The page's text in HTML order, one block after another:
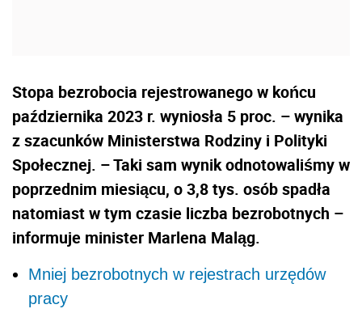
Stopa bezrobocia rejestrowanego w końcu
października 2023 r. wyniosła 5 proc. – wynika
z szacunków Ministerstwa Rodziny i Polityki
Społecznej. – Taki sam wynik odnotowaliśmy w
poprzednim miesiącu, o 3,8 tys. osób spadła
natomiast w tym czasie liczba bezrobotnych –
informuje minister Marlena Maląg.
Mniej bezrobotnych w rejestrach urzędów
pracy